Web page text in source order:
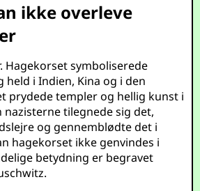
ikke overleve
Hagekorset symboliserede
i Indien, Kina og i den
prydede templer og hellig kunst i
nazisterne tilegnede sig det,
og gennemblødte det i
hagekorset ikke genvindes i
betydning er begravet